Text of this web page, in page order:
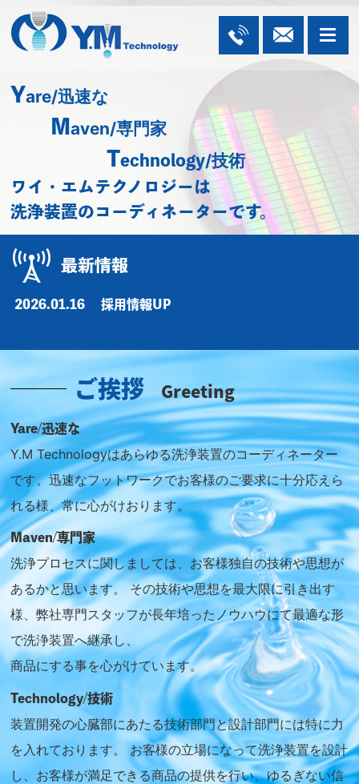
Yare/迅速な
Maven/専門家
Technology/技術
ワイ・エムテクノロジーは
洗浄装置のコーディネーターです。
最新情報
2026.01.16 採用情報UP
ご挨拶 Greeting
Yare/迅速な
Y.M Technologyはあらゆる洗浄装置のコーディネーター
です。迅速なフットワークでお客様のご要求に十分応えら
れる様、常に心がけおります。
Maven/専門家
洗浄プロセスに関しましては、お客様独自の技術や思想が
あるかと思います。 その技術や思想を最大限に引き出す
様、弊社専門スタッフが長年培ったノウハウにて最適な形
で洗浄装置へ継承し、
商品にする事を心がけています。
Technology/技術
装置開発の心臓部にあたる技術部門と設計部門には特に力
を入れております。
お客様の立場になって洗浄装置を設計
し、お客様が満足できる商品の提供を行い、ゆるぎない信